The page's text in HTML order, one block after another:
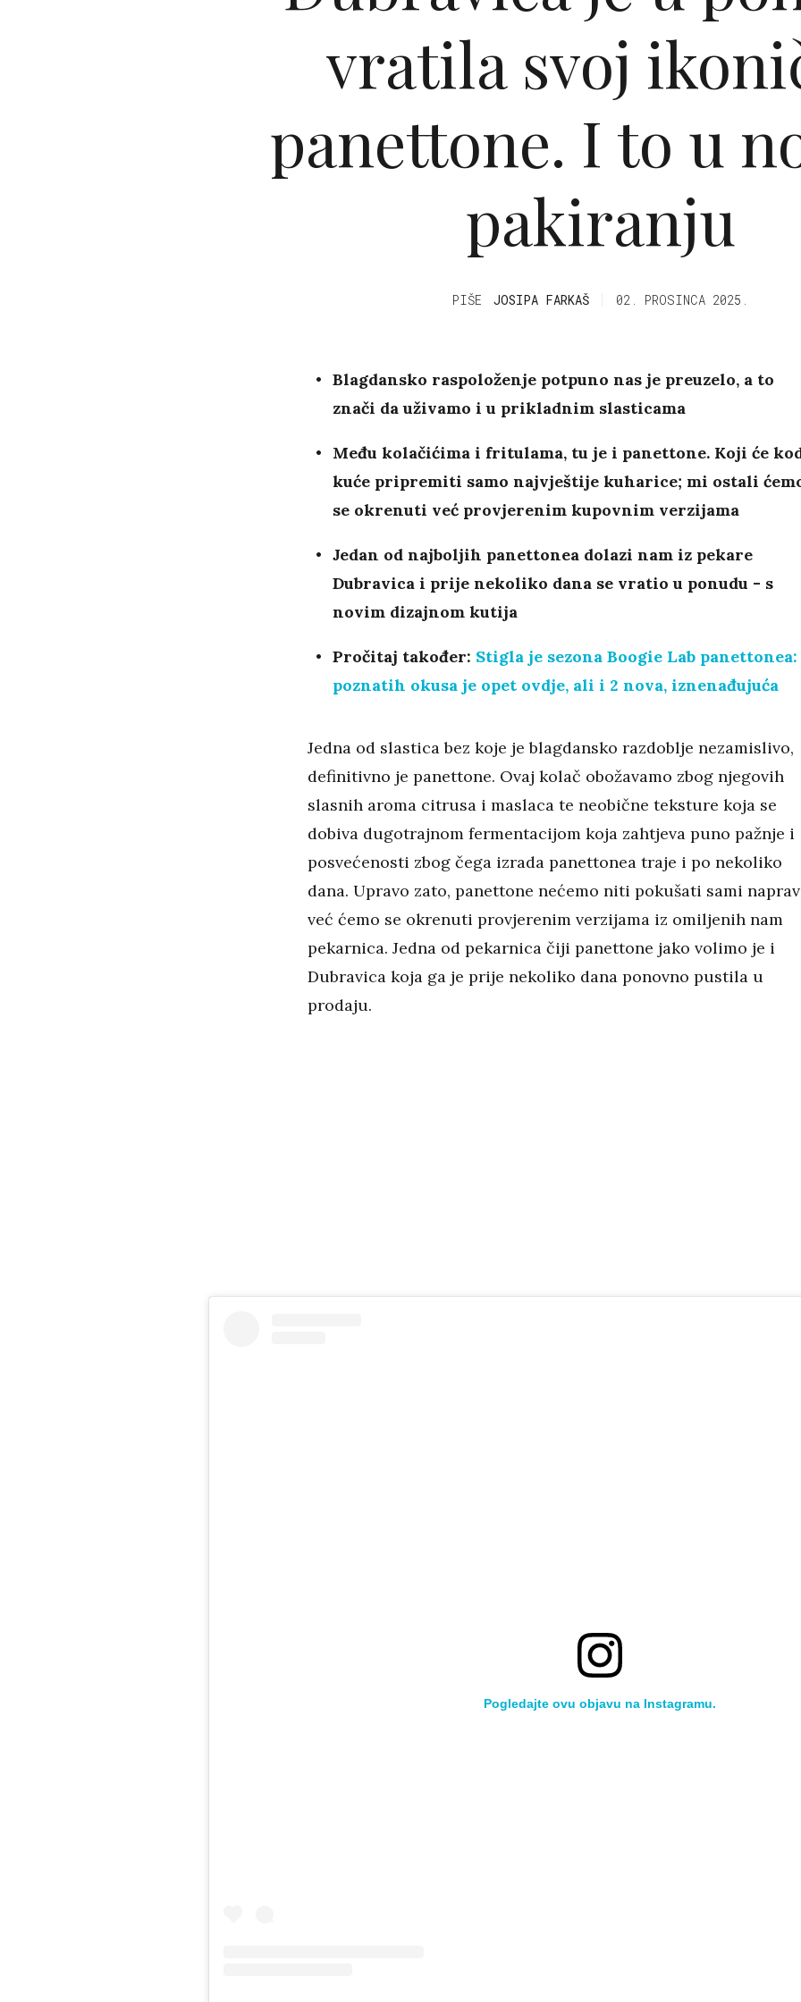
vratila svoj
panettone. I to u
pakiranju
PIŠE JOSIPA FARKAŠ 02. PROSINCA 2025.
Blagdansko raspoloženje potpuno nas je preuzelo, a to
znači da uživamo i u prikladnim slasticama
Među kolačićima i fritulama, tu je i panettone. Koji će
kuće pripremiti samo najvještije kuharice; mi ostali
se okrenuti već provjerenim kupovnim verzijama
Jedan od najboljih panettonea dolazi nam iz pekare
Dubravica i prije nekoliko dana se vratio u ponudu - s
novim dizajnom kutija
Pročitaj također: Stigla je sezona Boogie Lab panettonea:
poznatih okusa je opet ovdje, ali i 2 nova, iznenađujuća
Jedna od slastica bez koje je blagdansko razdoblje nezamislivo,
definitivno je panettone. Ovaj kolač obožavamo zbog njegovih
slasnih aroma citrusa i maslaca te neobične teksture koja se
dobiva dugotrajnom fermentacijom koja zahtjeva puno pažnje i
posvećenosti zbog čega izrada panettonea traje i po nekoliko
dana. Upravo zato, panettone nećemo niti pokušati sami
već ćemo se okrenuti provjerenim verzijama iz omiljenih nam
pekarnica. Jedna od pekarnica čiji panettone jako volimo je i
Dubravica koja ga je prije nekoliko dana ponovno pustila u
prodaju.
Pogledajte ovu objavu na Instagramu.